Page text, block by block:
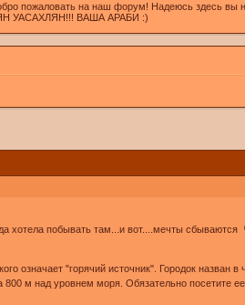
пожаловать на наш форум! Надеюсь здесь вы
УАСАХЛЯН!!! ВАША АРАБИ :)
хотела побывать там...и вот....мечты сбываются
означает "горячий источник". Городок назван в
800 м над уровнем моря. Обязательно посетите